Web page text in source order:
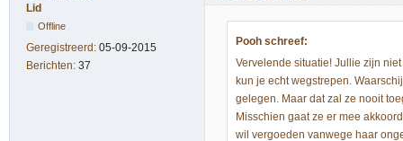
Lid
Offline
Geregistreerd: 05-09-2015
Berichten: 37
Pooh schreef:
Vervelende situatie! Jullie zijn
kun je echt wegstrepen.
gelegen. Maar dat zal ze nooit
Misschien gaat ze er mee
wil vergoeden vanwege haar